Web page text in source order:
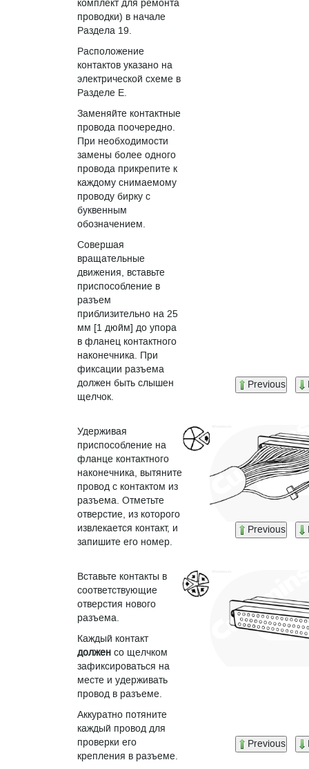
комплект для ремонта
проводки) в начале
Раздела 19.
Расположение
контактов указано на
электрической схеме в
Разделе E.
Заменяйте контактные
провода поочередно.
При необходимости
замены более одного
провода прикрепите к
каждому снимаемому
проводу бирку с
буквенным
обозначением.
Совершая
вращательные
движения, вставьте
приспособление в
разъем
приблизительно на 25
мм [1 дюйм] до упора
в фланец контактного
наконечника. При
фиксации разъема
должен быть слышен
щелчок.
Previous
Удерживая
приспособление на
фланце контактного
наконечника, вытяните
провод с контактом из
разъема. Отметьте
отверстие, из которого
извлекается контакт, и
запишите его номер.
Previous
Вставьте контакты в
соответствующие
отверстия нового
разъема.
Каждый контакт
должен со щелчком
зафиксироваться на
месте и удерживать
провод в разъеме.
Аккуратно потяните
каждый провод для
проверки его
крепления в разъеме.
Previous